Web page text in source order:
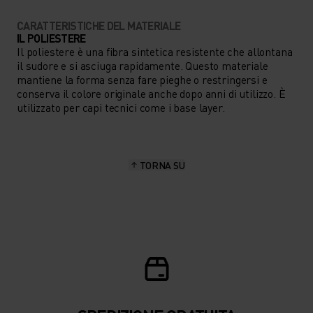
CARATTERISTICHE DEL MATERIALE
IL POLIESTERE
Il poliestere è una fibra sintetica resistente che allontana
il sudore e si asciuga rapidamente. Questo materiale
mantiene la forma senza fare pieghe o restringersi e
conserva il colore originale anche dopo anni di utilizzo. È
utilizzato per capi tecnici come i base layer.
TORNA SU